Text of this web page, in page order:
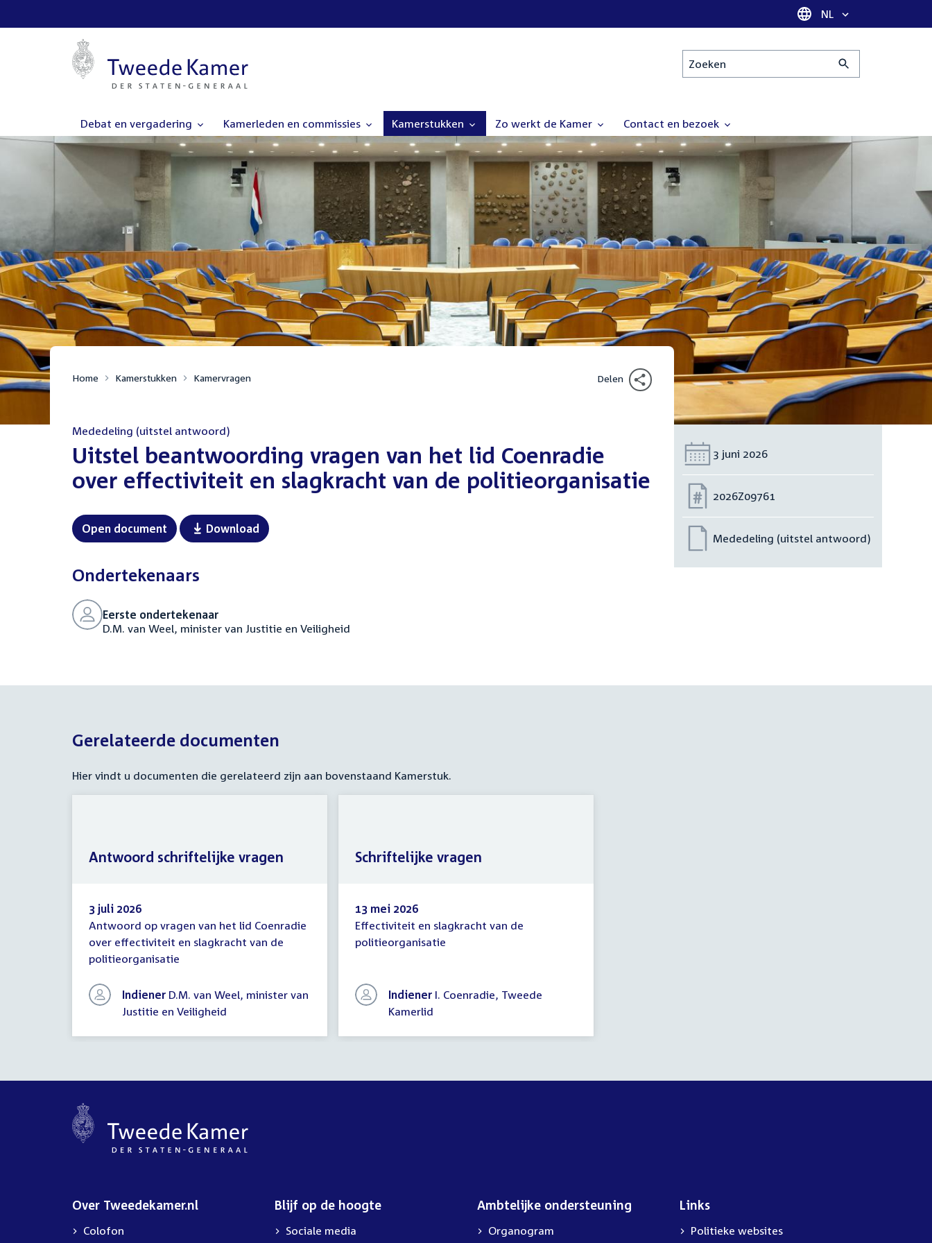
Taal selectie
NL
Zoeken
Debat en vergadering Kamerleden en commissies Kamerstukken Zo werkt de Kamer Contact en bezoek
Home Kamerstukken Kamervragen Delen
Mededeling (uitstel antwoord)
:Uitstel beantwoording vragen van het lid Coenradie
over effectiviteit en slagkracht van de politieorganisatie
Open document Download
Ondertekenaars
Eerste ondertekenaar
D.M. van Weel, minister van Justitie en Veiligheid
Datum:
3 juni 2026
Nummer:
2026Z09761
Mededeling (uitstel antwoord)
Gerelateerde documenten
Hier vindt u documenten die gerelateerd zijn aan bovenstaand Kamerstuk.
Antwoord
schriftelijke
vragen
3 juli 2026
Antwoord op vragen van het lid Coenradie
over effectiviteit en slagkracht van de
politieorganisatie
Indiener D.M. van Weel, minister van
Justitie en Veiligheid
Antwoord schriftelijke vragen
Schriftelijke
vragen
13 mei 2026
Effectiviteit en slagkracht van de
politieorganisatie
Indiener I. Coenradie, Tweede
Kamerlid
Schriftelijke vragen
Over Tweedekamer.nl
Colofon
Blijf op de hoogte
Sociale media
Ambtelijke ondersteuning
Organogram
Links
Politieke websites